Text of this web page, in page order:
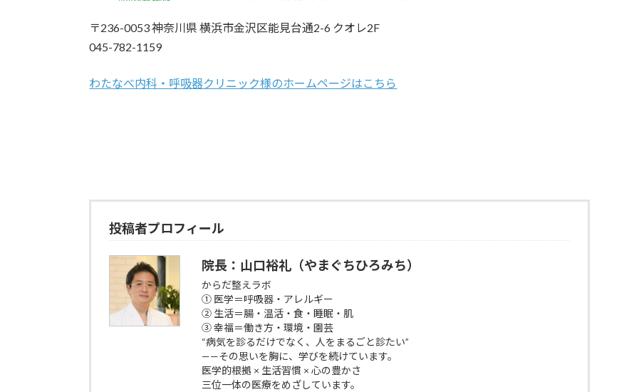
〒236-0053 神奈川県 横浜市金沢区能見台通2-6 クオレ2F
045-782-1159
わたなべ内科・呼吸器クリニック様のホームページはこちら
投稿者プロフィール
院長：山口裕礼（やまぐちひろみち）
からだ整えラボ
① 医学＝呼吸器・アレルギー
② 生活＝腸・温活・食・睡眠・肌
③ 幸福＝働き方・環境・園芸
“病気を診るだけでなく、人をまるごと診たい”
——その思いを胸に、学びを続けています。
医学的根拠 × 生活習慣 × 心の豊かさ
三位一体の医療をめざしています。